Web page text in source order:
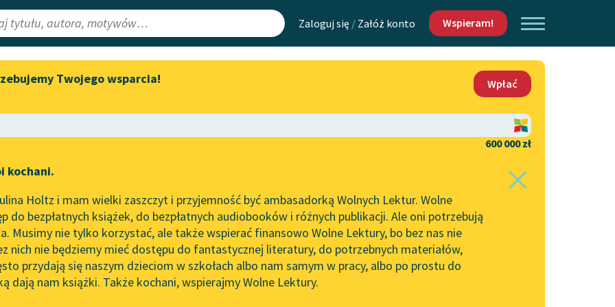
Zaloguj się / Załóż konto Wspieram!
Lektury
redakcyjne
Aktualności
Zapraszamy na spotkanie
literatury skandynawskiej
Wolne Lektury na 32.
Pol’and’Rock Festivalu
„Kochanek Lady Chatterley”
do słuchania na Wolnych
Lekturach
Nowy audiobook – „Marzenie
Mapa Wolnych Lektur
Leśmianator
API
OAI-PMH
Widget Wolnych Lektur
Kontakt
O projekcie
Zasady wykorzystania
Wolnych Lektur
Logotypy
Materiały promocyjne
Twojego wsparcia!
Wpłać
600 000 zł
kochani.
Holtz i mam wielki zaszczyt i przyjemność być ambasadorką Wolnych Lektur. Wolne
do bezpłatnych książek, do bezpłatnych audiobooków i różnych publikacji. Ale oni potrzebują
Musimy nie tylko korzystać, ale także wspierać finansowo Wolne Lektury, bo bez nas nie
nich nie będziemy mieć dostępu do fantastycznej literatury, do potrzebnych materiałów,
przydają się naszym dzieciom w szkołach albo nam samym w pracy, albo po prostu do
dają nam książki. Także kochani, wspierajmy Wolne Lektury.
George Orwell✖